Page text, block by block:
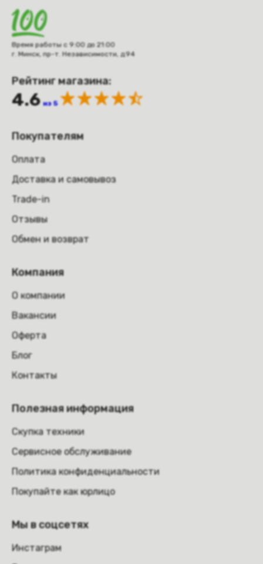
Время работы с 9:00 до 21:00
г. Минск, пр-т. Независимости, д.94
Рейтинг магазина:
4.6 из 5
Покупателям
Оплата
Доставка и самовывоз
Trade-in
Отзывы
Обмен и возврат
Компания
О компании
Вакансии
Оферта
Блог
Контакты
Полезная информация
Скупка техники
Сервисное обслуживание
Политика конфиденциальности
Покупайте как юрлицо
Мы в соцсетях
Инстаграм